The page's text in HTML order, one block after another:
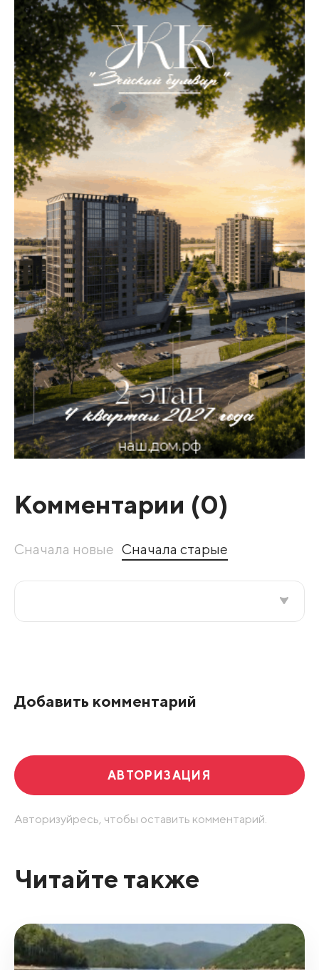
Комментарии (0)
Сначала новые Сначала старые
Добавить комментарий
АВТОРИЗАЦИЯ
Авторизуйресь, чтобы оставить комментарий.
Читайте также